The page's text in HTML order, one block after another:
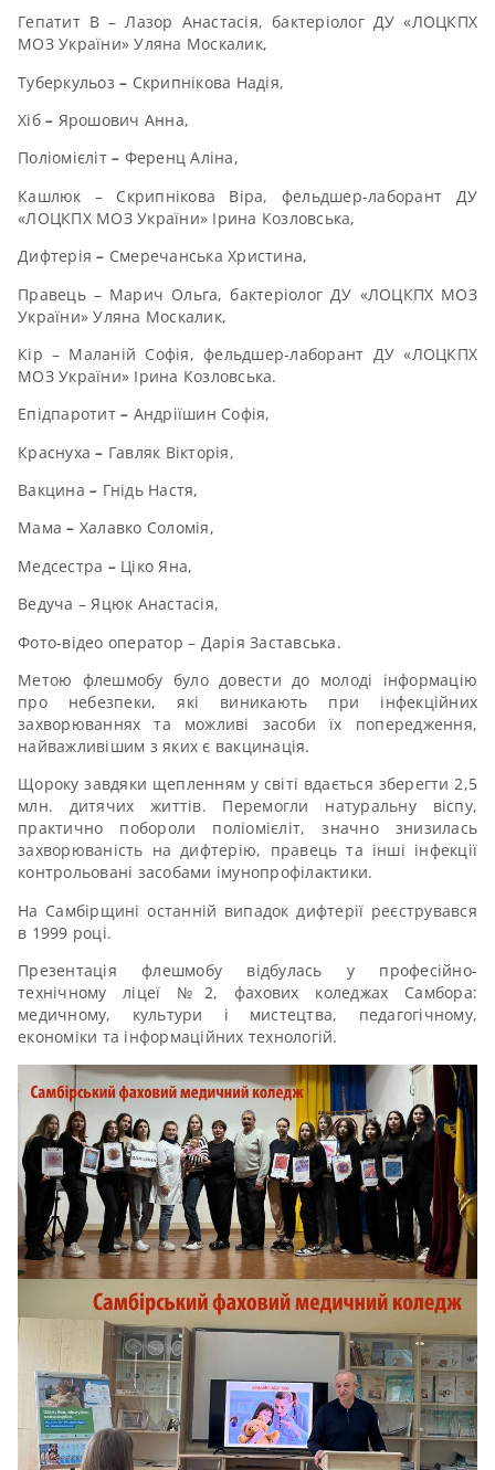
Гепатит В – Лазор Анастасія, бактеріолог ДУ «ЛОЦКПХ
МОЗ України» Уляна Москалик,
Туберкульоз – Скрипнікова Надія,
Хіб– Ярошович Анна,
Поліомієліт– Ференц Аліна,
Кашлюк – Скрипнікова Віра, фельдшер-лаборант ДУ
«ЛОЦКПХ МОЗ України» Ірина Козловська,
Дифтерія – Смеречанська Христина,
Правець – Марич Ольга, бактеріолог ДУ «ЛОЦКПХ МОЗ
України» Уляна Москалик,
Кір – Маланій Софія, фельдшер-лаборант ДУ «ЛОЦКПХ
МОЗ України» Ірина Козловська.
Епідпаротит– Андріїшин Софія,
Краснуха – Гавляк Вікторія,
Вакцина – Гнідь Настя,
Мама – Халавко Соломія,
Медсестра – Ціко Яна,
Ведуча – Яцюк Анастасія,
Фото-відео оператор – Дарія Заставська.
Метою флешмобу було довести до молоді інформацію
про небезпеки, які виникають при інфекційних
захворюваннях та можливі засоби їх попередження,
найважливішим з яких є вакцинація.
Щороку завдяки щепленням у світі вдається зберегти 2,5
млн. дитячих життів. Перемогли натуральну віспу,
практично побороли поліомієліт, значно знизилась
захворюваність на дифтерію, правець та інші інфекції
контрольовані засобами імунопрофілактики.
На Самбірщині останній випадок дифтерії реєструвався
в 1999 році.
Презентація флешмобу відбулась у професійно-
технічному ліцеї №2, фахових коледжах Самбора:
медичному, культури і мистецтва, педагогічному,
економіки та інформаційних технологій.